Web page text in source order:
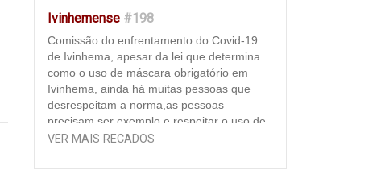
Ivinhemense #198
Comissão do enfrentamento do Covid-19
de Ivinhema, apesar da lei que determina
como o uso de máscara obrigatório em
Ivinhema, ainda há muitas pessoas que
desrespeitam a norma,as pessoas
precisam ser exemplo e respeitar o uso de
máscara como "regra de convivência". Ao
o vírus que pode estar circulando à sua
VER MAIS RECADOS